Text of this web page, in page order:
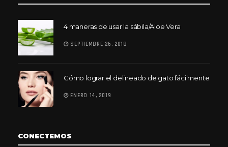
4 maneras de usar la sábila/Aloe Vera
SEPTIEMBRE 26, 2018
Cómo lograr el delineado de gato fácilmente
ENERO 14, 2019
CONECTEMOS